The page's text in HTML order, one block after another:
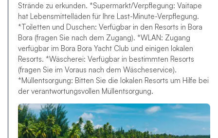
Strände zu erkunden. *Supermarkt/Verpflegung: Vaitape
hat Lebensmittelläden für Ihre Last-Minute-Verpflegung.
*Toiletten und Duschen: Verfügbar in den Resorts in Bora
Bora (fragen Sie nach dem Zugang). *WLAN: Zugang
verfügbar im Bora Bora Yacht Club und einigen lokalen
Resorts. *Wäscherei: Verfügbar in bestimmten Resorts
(fragen Sie im Voraus nach dem Wäscheservice).
*Müllentsorgung: Bitten Sie die lokalen Resorts um Hilfe bei
der verantwortungsvollen Müllentsorgung.